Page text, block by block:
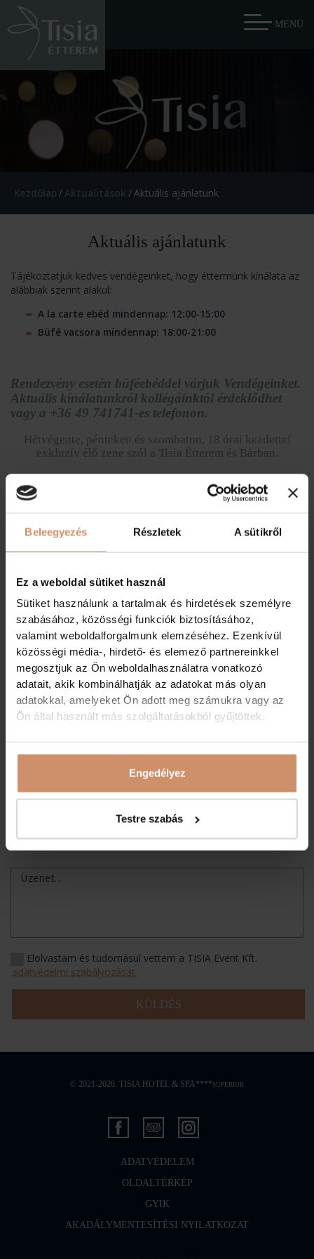
Beleegyezés Részletek A sütikről
Ez a weboldal sütiket használ
Sütiket használunk a tartalmak és hirdetések személyre
szabásához, közösségi funkciók biztosításához,
valamint weboldalforgalmunk elemzéséhez. Ezenkívül
közösségi média-, hirdető- és elemező partnereinkkel
megosztjuk az Ön weboldalhasználatra vonatkozó
adatait, akik kombinálhatják az adatokat más olyan
adatokkal, amelyeket Ön adott meg számukra vagy az
Ön által használt más szolgáltatásokból gyűjtöttek.
Engedélyez
Testre szabás
/ /Aktuális ajánlatunk
Aktuális ajánlatunk
Tájékoztatjuk kedves vendégeinket, hogy éttermünk kínálata az
alábbiak szerint alakul:
A la carte ebéd mindennap: 12:00-15:00
Büfé vacsora mindennap: 18:00-21:00
Rendezvény esetén büféebéddel várjuk Vendégeinket.
Aktuális kínálatunkról kollégáinktól érdeklődhet
vagy a +36 49 741741-es telefonon.
Hétvégente, pénteken és szombaton, 18 órai kezdettel
exkluzív élő zene szól a Tisia Étterem és Bárban.
Kóstolja meg gasztronómiai- és koktél
különlegességeinket!
Ebédidőbená la carte étlapunk mellett Séfünk napi
desszert ajánlata várja a Vendégeinket.
Ebéd- és vacsorakínálatunkról kérjük, tájékozódjon
kollégáinktól.
Lépjen velünk kapcsolatba az alábbi űrlap segítségével,
Telefonszám...
E-mail cím...
Üzenet...
Elolvastam és tudomásul vettem a TISIA Event Kft.
adatvédelmi szabályozását.
KÜLDÉS
© 2021-2026. TISIA HOTEL & SPA**** SUPERIOR
ADATVÉDELEM
OLDALTÉRKÉP
GYIK
AKADÁLYMENTESÍTÉSI NYILATKOZAT